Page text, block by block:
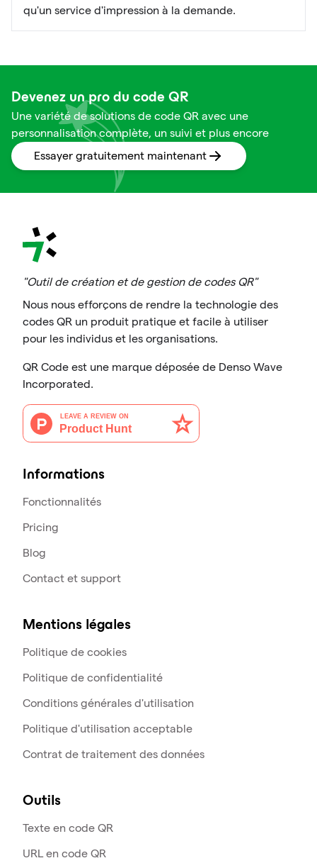
qu'un service d'impression à la demande.
Devenez un pro du code QR
Une variété de solutions de code QR avec une
personnalisation complète, un suivi et plus encore
Essayer gratuitement maintenant
"Outil de création et de gestion de codes QR"
Nous nous efforçons de rendre la technologie des
codes QR un produit pratique et facile à utiliser
pour les individus et les organisations.
QR Code est une marque déposée de Denso Wave
Incorporated.
Informations
Fonctionnalités
Pricing
Blog
Contact et support
Mentions légales
Politique de cookies
Politique de confidentialité
Conditions générales d'utilisation
Politique d'utilisation acceptable
Contrat de traitement des données
Outils
Texte en code QR
URL en code QR